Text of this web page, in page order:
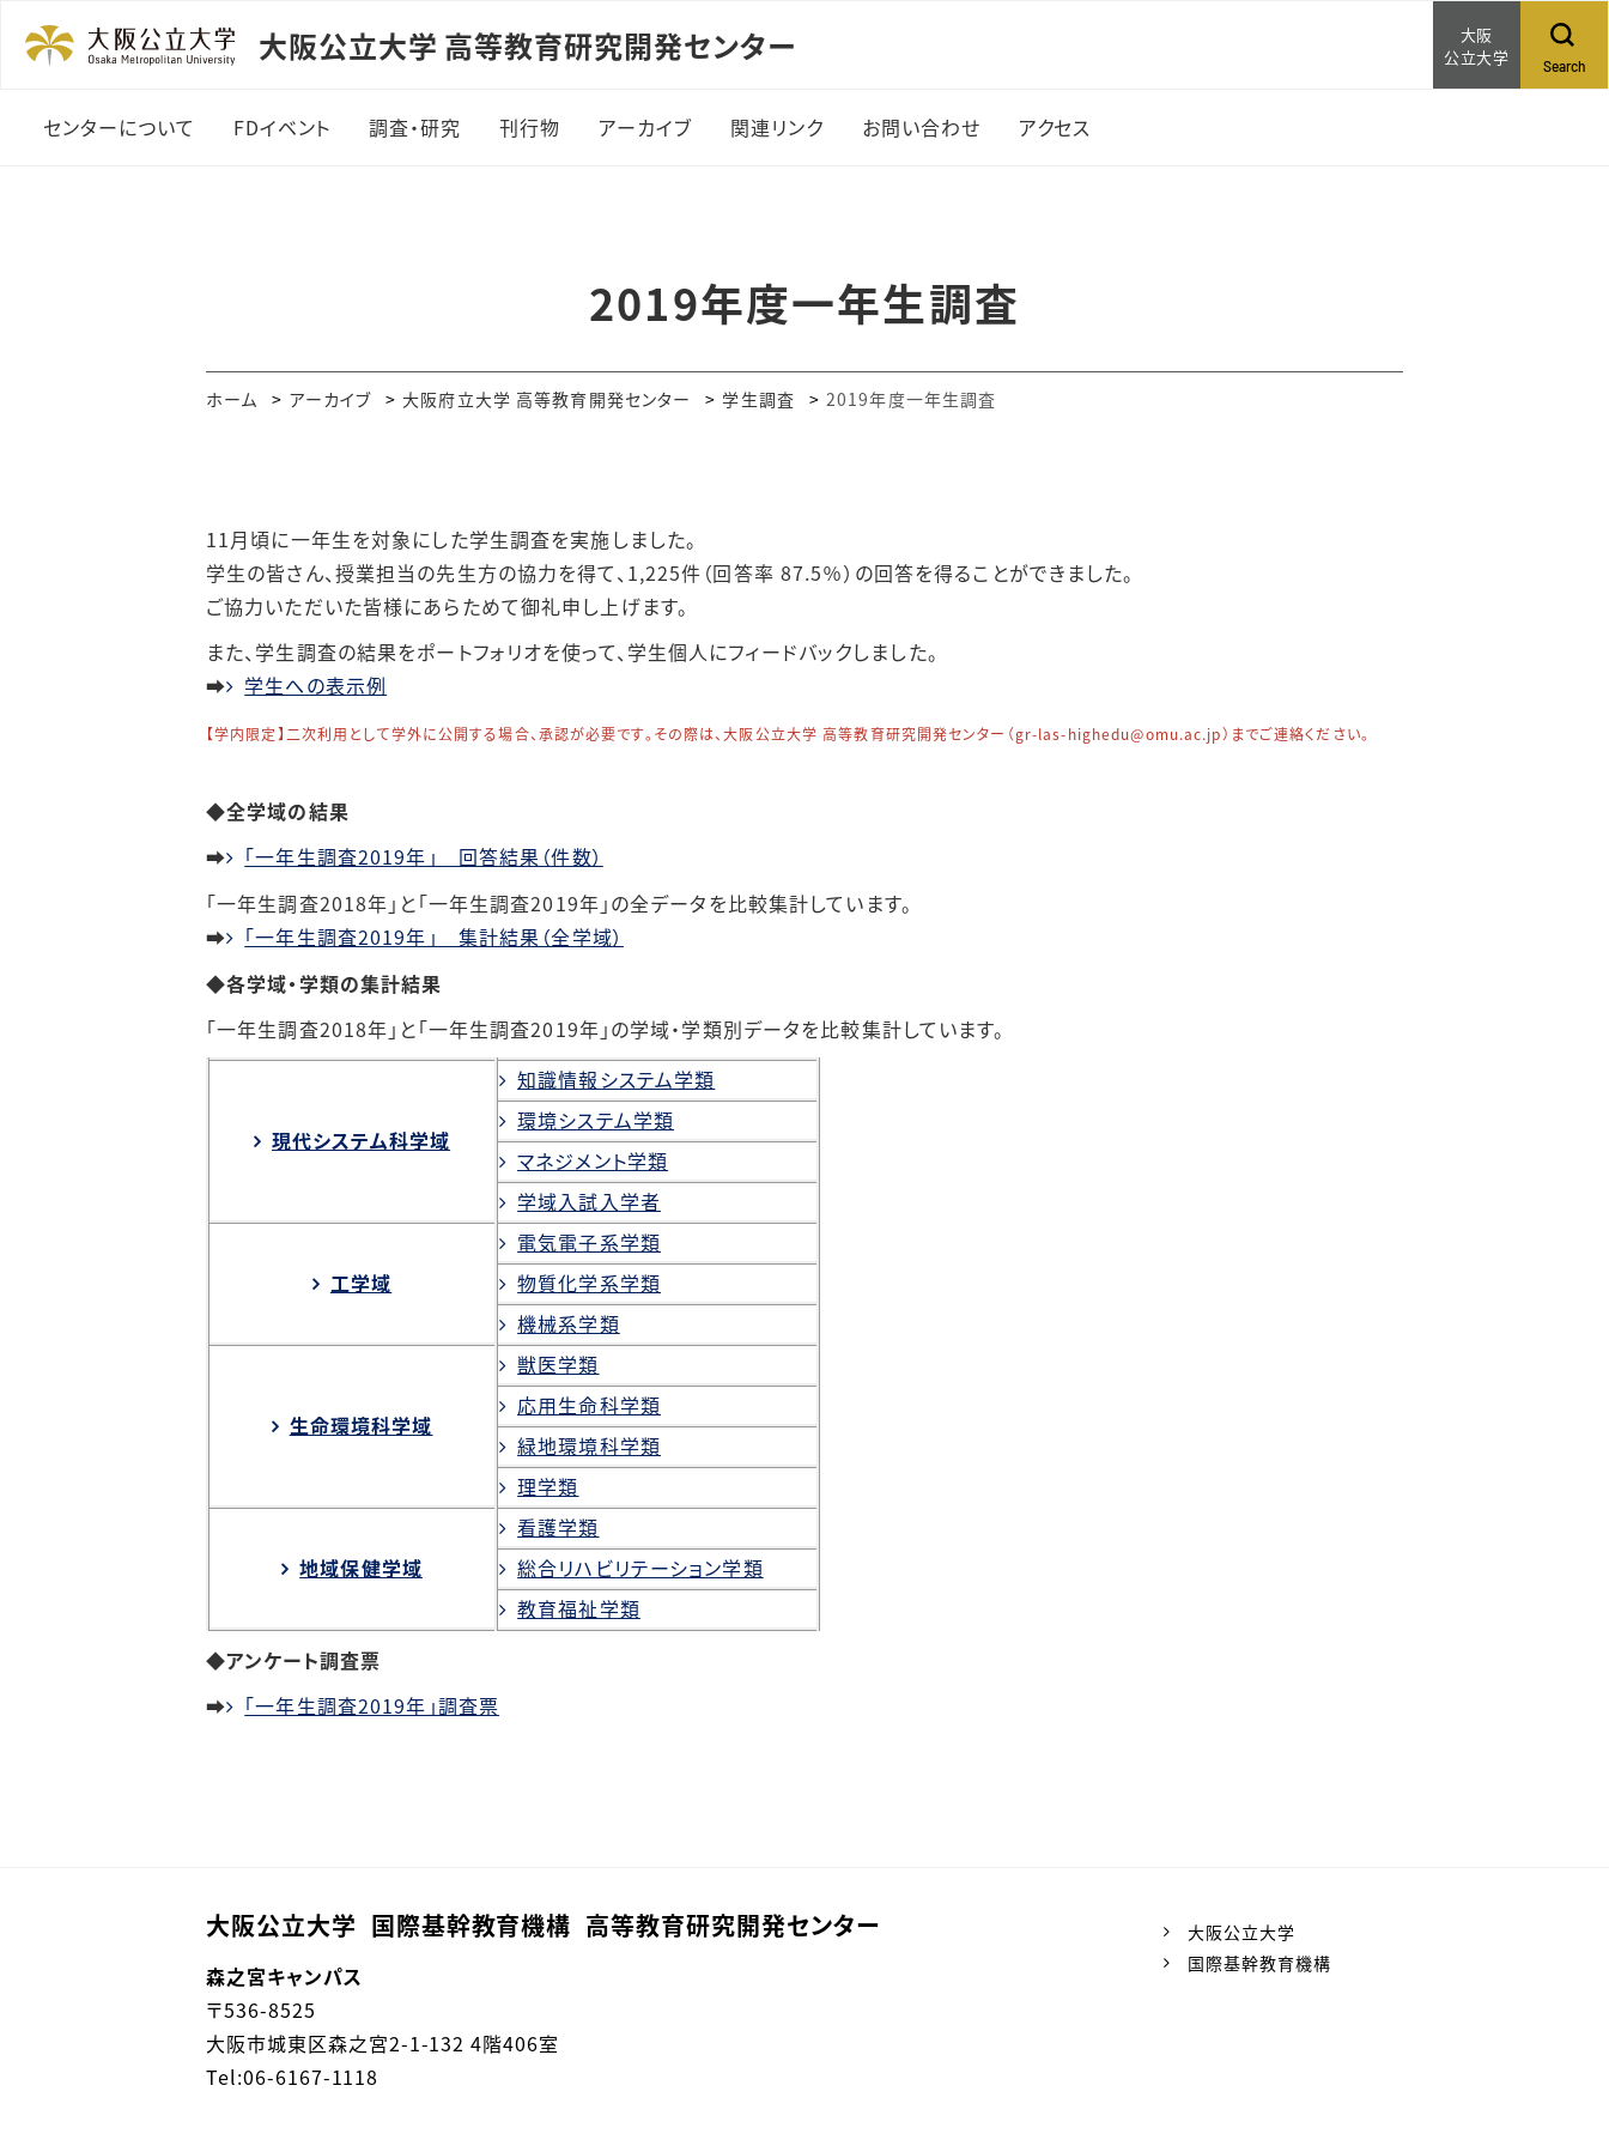
大阪公立大学 高等教育研究開発センター
大阪
公立大学
Search
センターについて
各年度の活動報告
FDイベント
2024年度開催報告
2022年度開催報告
～2021年度開催報告
部局FD実施報告
調査・研究 刊行物
生成AIツールと教育に
アーカイブ
研究センター
再生加速プログラム（AP
事業）
大阪府立大学 大学教育
再生加速プログラム（AP
事業）
関連リンク お問い合わせ アクセス
2019年度一年生調査
ホーム アーカイブ 大阪府立大学 高等教育開発センター 学生調査 2019年度一年生調査
11月頃に一年生を対象にした学生調査を実施しました。
学生の皆さん、授業担当の先生方の協力を得て、1,225件（回答率 87.5％）の回答を得ることができました。
ご協力いただいた皆様にあらためて御礼申し上げます。
また、学生調査の結果をポートフォリオを使って、学生個人にフィードバックしました。
➡
学生への表示例
【学内限定】二次利用として学外に公開する場合、承認が必要です。その際は、大阪公立大学 高等教育研究開発センター（gr-las-highedu@omu.ac.jp）までご連絡ください。
◆全学域の結果
➡
「一年生調査2019年」 回答結果（件数）
「一年生調査2018年」と「一年生調査2019年」の全データを比較集計しています。
➡
「一年生調査2019年」 集計結果（全学域）
◆各学域・学類の集計結果
「一年生調査2018年」と「一年生調査2019年」の学域・学類別データを比較集計しています。
現代システム科学域
知識情報システム学類
環境システム学類
マネジメント学類
学域入試入学者
工学域
電気電子系学類
物質化学系学類
機械系学類
生命環境科学域
獣医学類
応用生命科学類
緑地環境科学類
理学類
地域保健学域
看護学類
総合リハビリテーション学類
教育福祉学類
◆アンケート調査票
➡
「一年生調査2019年」調査票
大阪公立大学 国際基幹教育機構 高等教育研究開発センター
森之宮キャンパス
〒536-8525
大阪市城東区森之宮2-1-132 4階406室
Tel:06-6167-1118
大阪公立大学
国際基幹教育機構